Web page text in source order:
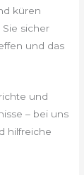
küren
sicher
und das
und
– bei uns
hilfreiche